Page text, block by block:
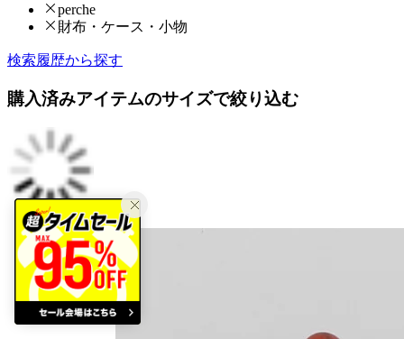
perche
財布・ケース・小物
検索履歴から探す
購入済みアイテムのサイズで絞り込む